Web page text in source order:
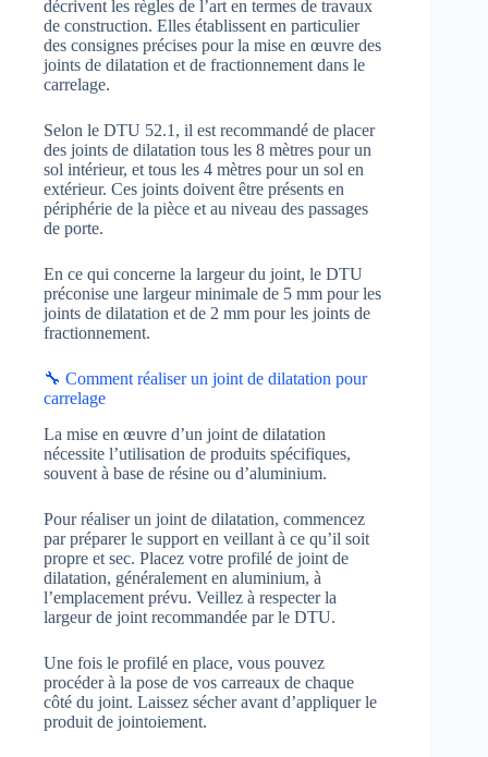
décrivent les règles de l’art en termes de travaux
de construction. Elles établissent en particulier
des consignes précises pour la mise en œuvre des
joints de dilatation et de fractionnement dans le
carrelage.
Selon le DTU 52.1, il est recommandé de placer
des joints de dilatation tous les 8 mètres pour un
sol intérieur, et tous les 4 mètres pour un sol en
extérieur. Ces joints doivent être présents en
périphérie de la pièce et au niveau des passages
de porte.
En ce qui concerne la largeur du joint, le DTU
préconise une largeur minimale de 5 mm pour les
joints de dilatation et de 2 mm pour les joints de
fractionnement.
🔧 Comment réaliser un joint de dilatation pour
carrelage
La mise en œuvre d’un joint de dilatation
nécessite l’utilisation de produits spécifiques,
souvent à base de résine ou d’aluminium.
Pour réaliser un joint de dilatation, commencez
par préparer le support en veillant à ce qu’il soit
propre et sec. Placez votre profilé de joint de
dilatation, généralement en aluminium, à
l’emplacement prévu. Veillez à respecter la
largeur de joint recommandée par le DTU.
Une fois le profilé en place, vous pouvez
procéder à la pose de vos carreaux de chaque
côté du joint. Laissez sécher avant d’appliquer le
produit de jointoiement.